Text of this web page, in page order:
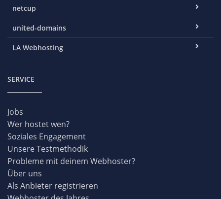
netcup
united-domains
LA Webhosting
SERVICE
Jobs
Wer hostet wen?
Soziales Engagement
Unsere Testmethodik
Probleme mit deinem Webhoster?
Über uns
Als Anbieter registrieren